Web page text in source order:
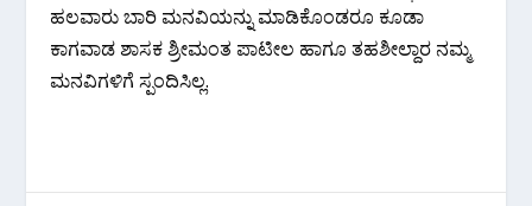
ಹಲವಾರು ಬಾರಿ ಮನವಿಯನ್ನು ಮಾಡಿಕೊಂಡರೂ ಕೂಡಾ
ಕಾಗವಾಡ ಶಾಸಕ‌ ಶ್ರೀಮಂತ ಪಾಟೀಲ ಹಾಗೂ ತಹಶೀಲ್ದಾರ ನಮ್ಮ
ಮನವಿಗಳಿಗೆ ಸ್ಪಂದಿಸಿಲ್ಲ.